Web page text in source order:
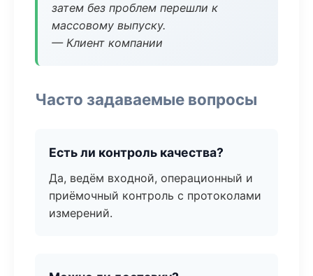
затем без проблем перешли к
массовому выпуску.
— Клиент компании
Часто задаваемые вопросы
Есть ли контроль качества?
Да, ведём входной, операционный и
приёмочный контроль с протоколами
измерений.